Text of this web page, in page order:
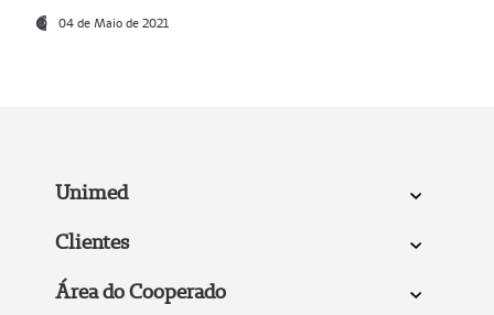
04 de Maio de 2021
Unimed
Clientes
Área do Cooperado